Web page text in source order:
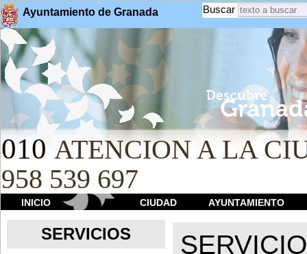
Ayuntamiento de Granada Buscar
010 ATENCION A LA
958 539 697
INICIO CIUDAD AYUNTAMIENTO
SERVICIOS